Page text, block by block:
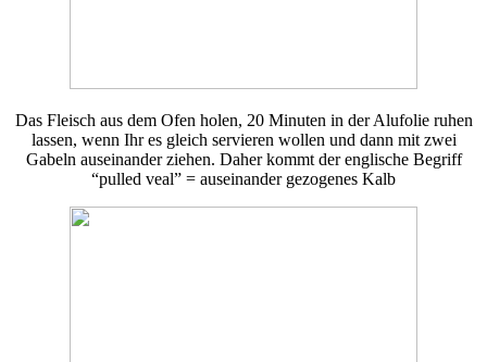
Das Fleisch aus dem Ofen holen, 20 Minuten in der Alufolie ruhen
lassen, wenn Ihr es gleich servieren wollen und dann mit zwei
Gabeln auseinander ziehen. Daher kommt der englische Begriff
“pulled veal” = auseinander gezogenes Kalb